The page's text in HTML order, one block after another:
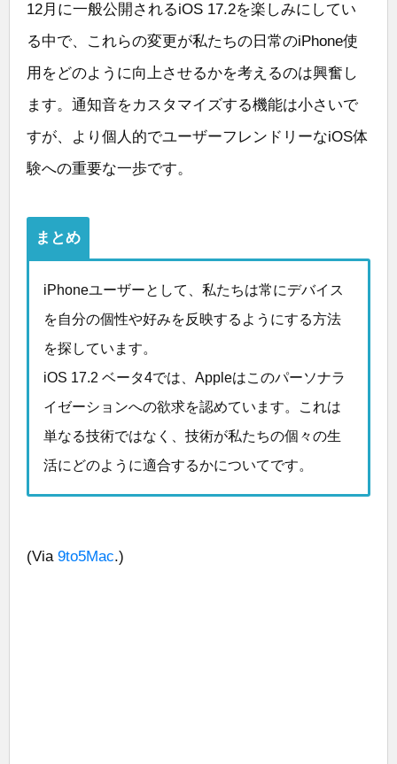
12月に一般公開されるiOS 17.2を楽しみにしてい
る中で、これらの変更が私たちの日常のiPhone使
用をどのように向上させるかを考えるのは興奮し
ます。通知音をカスタマイズする機能は小さいで
すが、より個人的でユーザーフレンドリーなiOS体
験への重要な一歩です。
まとめ
iPhoneユーザーとして、私たちは常にデバイス
を自分の個性や好みを反映するようにする方法
を探しています。
iOS 17.2 ベータ4では、Appleはこのパーソナラ
イゼーションへの欲求を認めています。これは
単なる技術ではなく、技術が私たちの個々の生
活にどのように適合するかについてです。
(Via 9to5Mac.)